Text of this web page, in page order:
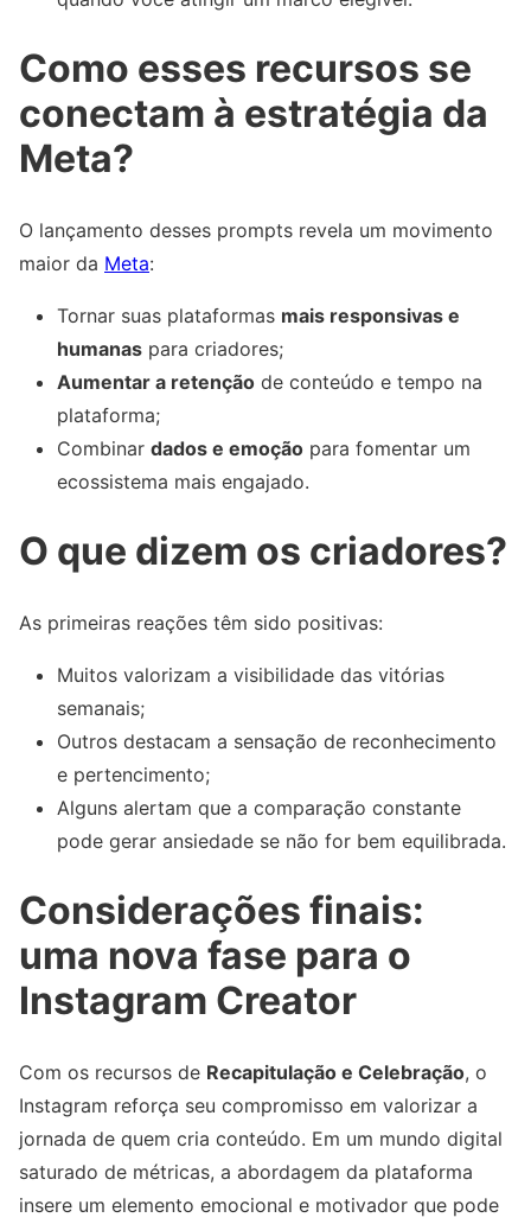
Como esses recursos se
conectam à estratégia da
Meta?
O lançamento desses prompts revela um movimento
maior da Meta:
Tornar suas plataformas mais responsivas e
humanas para criadores;
Aumentar a retenção de conteúdo e tempo na
plataforma;
Combinar dados e emoção para fomentar um
ecossistema mais engajado.
O que dizem os criadores?
As primeiras reações têm sido positivas:
Muitos valorizam a visibilidade das vitórias
semanais;
Outros destacam a sensação de reconhecimento
e pertencimento;
Alguns alertam que a comparação constante
pode gerar ansiedade se não for bem equilibrada.
Considerações finais:
uma nova fase para o
Instagram Creator
Com os recursos de Recapitulação e Celebração, o
Instagram reforça seu compromisso em valorizar a
jornada de quem cria conteúdo. Em um mundo digital
saturado de métricas, a abordagem da plataforma
insere um elemento emocional e motivador que pode